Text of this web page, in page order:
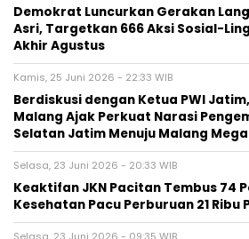
Demokrat Luncurkan Gerakan
Asri, Targetkan 666 Aksi Sosial-
Akhir Agustus
Kamis, 25 Juni 2026 - 22:33 WIB
Berdiskusi dengan Ketua PWI
Malang Ajak Perkuat Narasi
Selatan Jatim Menuju Malang
Selasa, 23 Juni 2026 - 20:33 WIB
Keaktifan JKN Pacitan Tembus 74
Kesehatan Pacu Perburuan 21 Ribu